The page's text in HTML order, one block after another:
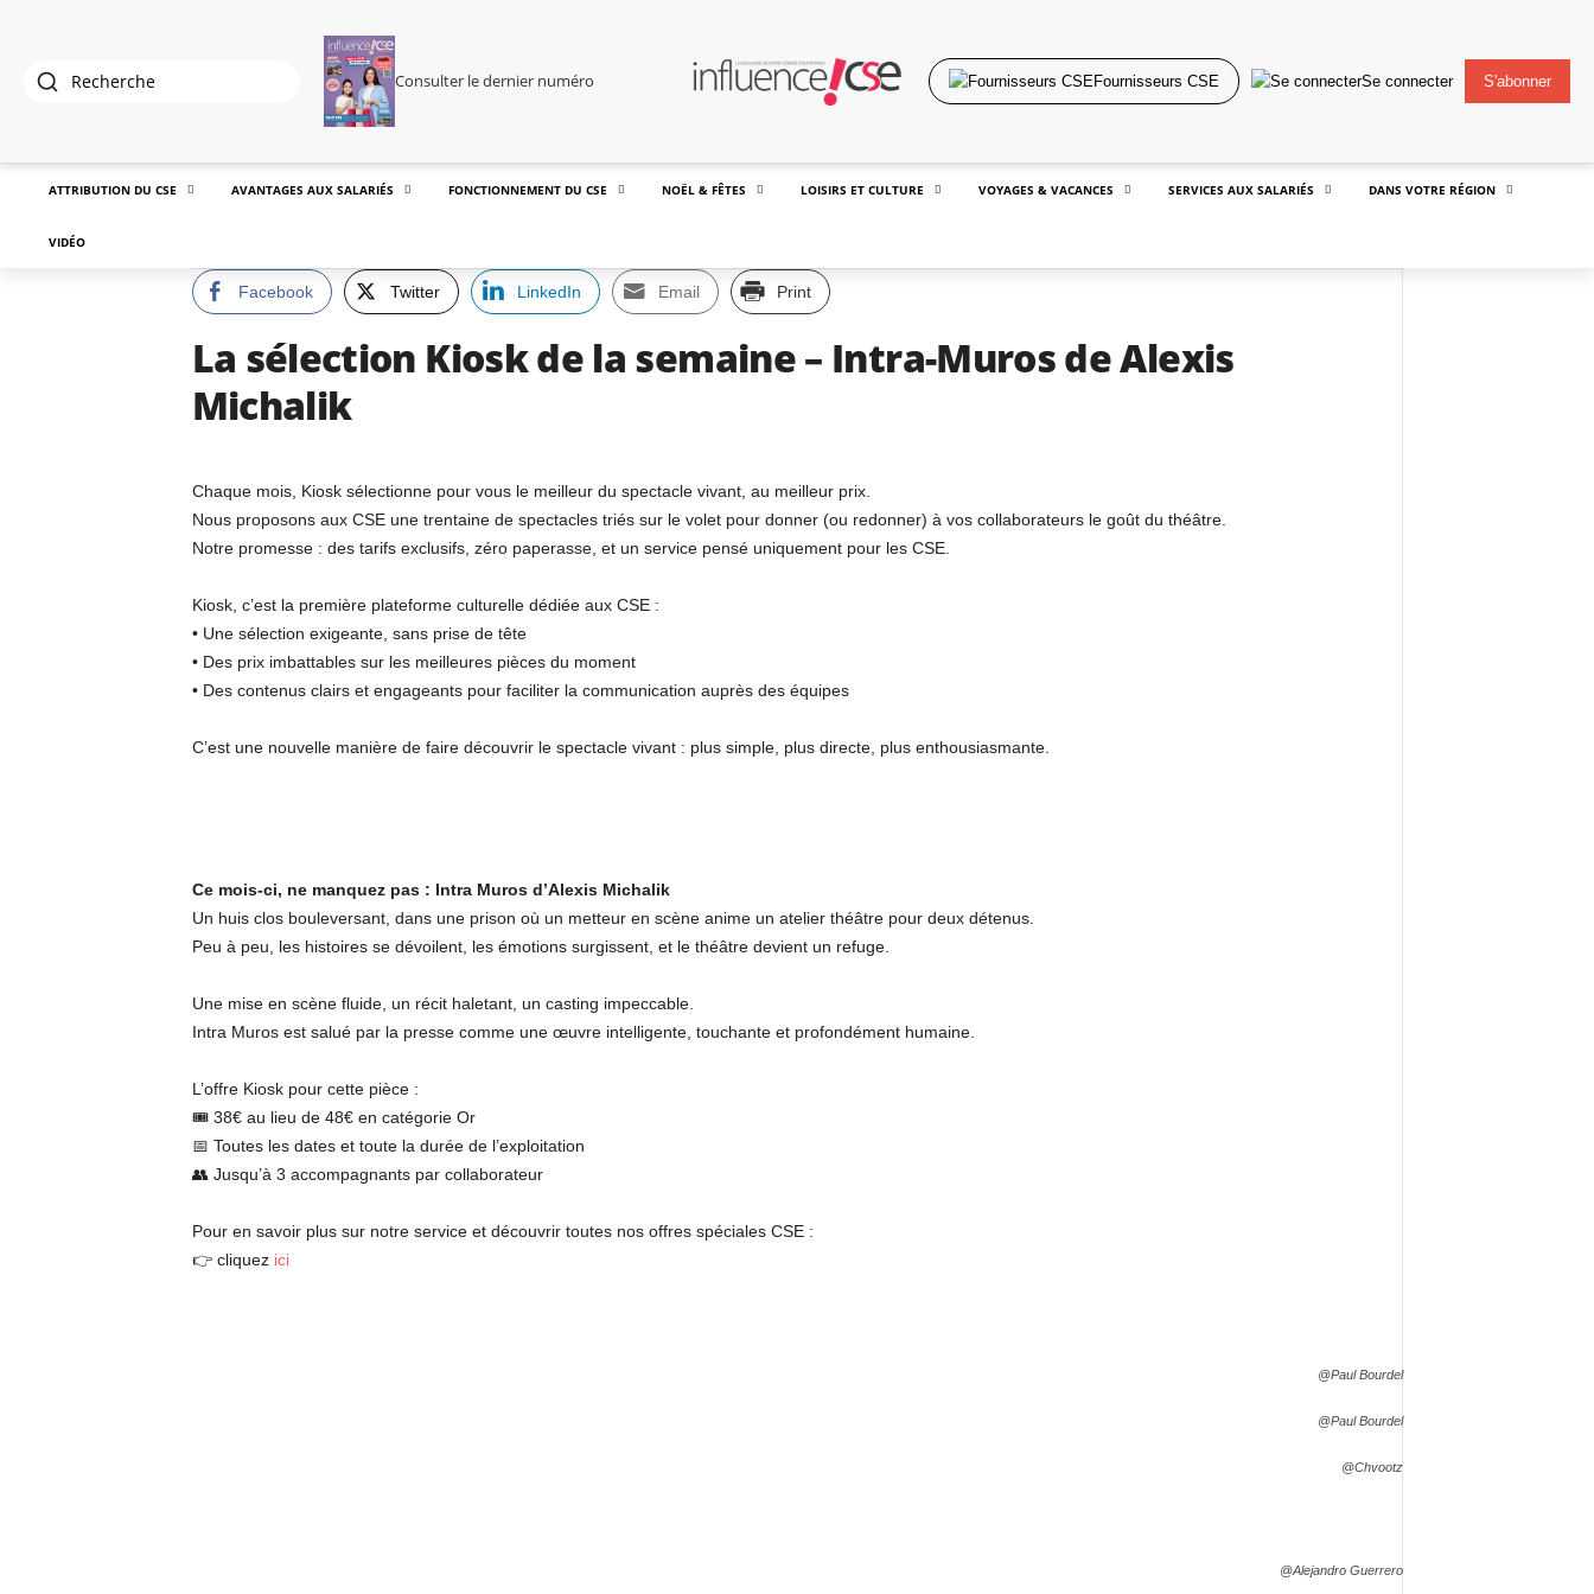
Consulter le dernier numéro Fournisseurs CSE Se connecter S'abonner
ATTRIBUTION DU CSE AVANTAGES AUX SALARIÉS FONCTIONNEMENT DU CSE NOËL & FÊTES LOISIRS ET CULTURE VOYAGES & VACANCES SERVICES AUX SALARIÉS DANS VOTRE RÉGION
VIDÉO
Facebook Twitter LinkedIn Email Print
La sélection Kiosk de la semaine – Intra-Muros de Alexis
Michalik
Chaque mois, Kiosk sélectionne pour vous le meilleur du spectacle vivant, au meilleur prix.
Nous proposons aux CSE une trentaine de spectacles triés sur le volet pour donner (ou redonner) à vos collaborateurs le goût du théâtre.
Notre promesse : des tarifs exclusifs, zéro paperasse, et un service pensé uniquement pour les CSE.
Kiosk, c’est la première plateforme culturelle dédiée aux CSE :
•⁠ ⁠Une sélection exigeante, sans prise de tête
•⁠ ⁠Des prix imbattables sur les meilleures pièces du moment
•⁠ ⁠Des contenus clairs et engageants pour faciliter la communication auprès des équipes
C’est une nouvelle manière de faire découvrir le spectacle vivant : plus simple, plus directe, plus enthousiasmante.
Ce mois-ci, ne manquez pas : Intra Muros d’Alexis Michalik
Un huis clos bouleversant, dans une prison où un metteur en scène anime un atelier théâtre pour deux détenus.
Peu à peu, les histoires se dévoilent, les émotions surgissent, et le théâtre devient un refuge.
Une mise en scène fluide, un récit haletant, un casting impeccable.
Intra Muros est salué par la presse comme une œuvre intelligente, touchante et profondément humaine.
L’offre Kiosk pour cette pièce :
🎟 38€ au lieu de 48€ en catégorie Or
📅 Toutes les dates et toute la durée de l’exploitation
👥 Jusqu’à 3 accompagnants par collaborateur
Pour en savoir plus sur notre service et découvrir toutes nos offres spéciales CSE :
👉 cliquez ici
@Paul Bourdel
@Paul Bourdel
@Chvootz
@Alejandro Guerrero